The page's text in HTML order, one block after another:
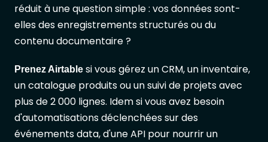
réduit à une question simple : vos données sont-
elles des enregistrements structurés ou du
contenu documentaire ?
Prenez Airtable si vous gérez un CRM, un inventaire,
un catalogue produits ou un suivi de projets avec
plus de 2 000 lignes. Idem si vous avez besoin
d'automatisations déclenchées sur des
événements data, d'une API pour nourrir un